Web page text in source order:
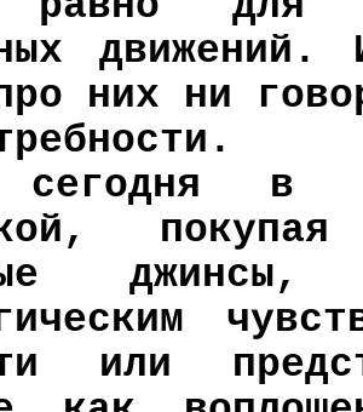
них ни
сегодня в
или